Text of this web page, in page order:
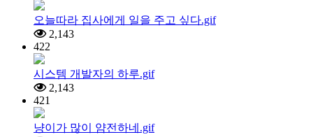
오늘따라 집사에게 일을 주고 싶다.gif
2,143
422
시스템 개발자의 하루.gif
2,143
421
냥이가 많이 얌전하네.gif